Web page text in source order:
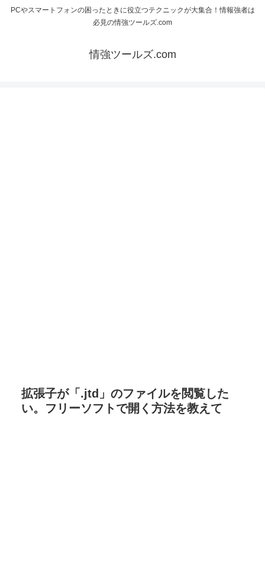
PCやスマートフォンの困ったときに役立つテクニックが大集合！情報強者は
必見の情強ツールズ.com
情強ツールズ.com
拡張子が「.jtd」のファイルを閲覧した
い。フリーソフトで開く方法を教えて